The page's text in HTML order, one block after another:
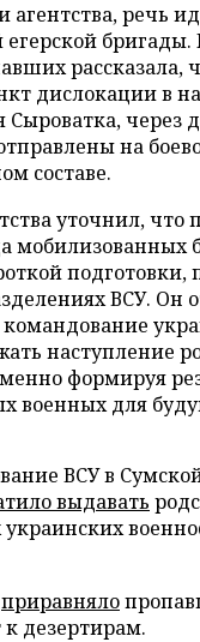
речь
егерской
рассказала,
дислокации в
через
на
составе.
уточнил, что
мобилизованных
ВСУ. Он
наступление
формируя
военных для
ВСУ в
выдавать
приравняло
дезертирам.